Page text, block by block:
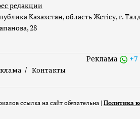
редакции
Казахстан, область Жетісу, г.
28
Контакты
Реклама +7
ссылка на сайт обязательна | Политика